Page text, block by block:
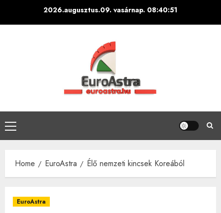
2026.augusztus.09. vasárnap. 08:40:52
Primary
Menu
Home EuroAstra Élő nemzeti kincsek Koreából
EuroAstra